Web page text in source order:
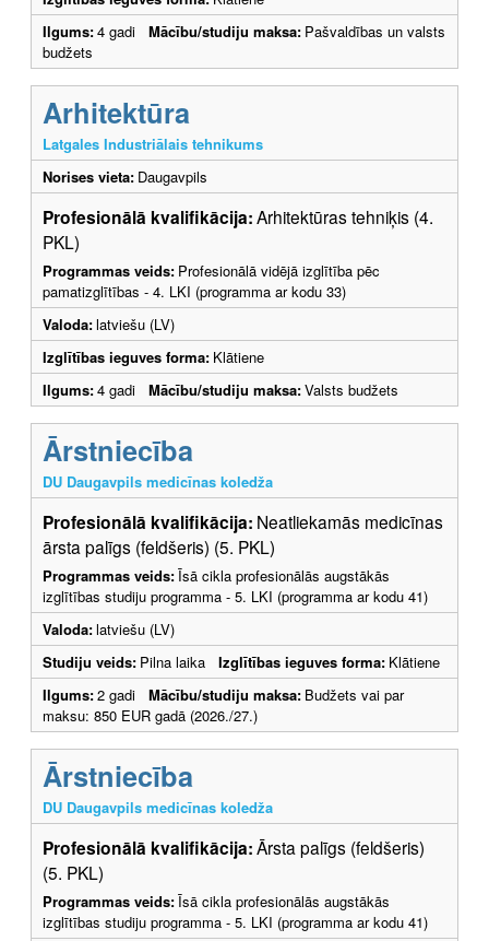
Ilgums:4 gadi Mācību/studiju maksa: Pašvaldības un valsts
budžets
Arhitektūra
Latgales Industriālais tehnikums
Norises vieta: Daugavpils
Profesionālā kvalifikācija:Arhitektūras tehniķis (4.
PKL)
Programmas veids: Profesionālā vidējā izglītība pēc
pamatizglītības - 4. LKI (programma ar kodu 33)
Valoda:latviešu (LV)
Izglītības ieguves forma: Klātiene
Ilgums:4 gadi Mācību/studiju maksa:Valsts budžets
Ārstniecība
DU Daugavpils medicīnas koledža
Profesionālā kvalifikācija: Neatliekamās medicīnas
ārsta palīgs (feldšeris) (5. PKL)
Programmas veids:Īsā cikla profesionālās augstākās
izglītības studiju programma - 5. LKI (programma ar kodu 41)
Valoda:latviešu (LV)
Studiju veids: Pilna laika Izglītības ieguves forma: Klātiene
Ilgums:2 gadi Mācību/studiju maksa: Budžets vai par
maksu: 850 EUR gadā (2026./27.)
Ārstniecība
DU Daugavpils medicīnas koledža
Profesionālā kvalifikācija:Ārsta palīgs (feldšeris)
(5. PKL)
Programmas veids:Īsā cikla profesionālās augstākās
izglītības studiju programma - 5. LKI (programma ar kodu 41)